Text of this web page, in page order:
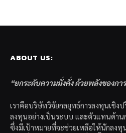
ABOUT US:
“ยกระดับความมั่งคั่ง ด้วยพลังของก
เราคือบริษัทวิจัยกลยุทธ์การลงทุนเชิง
ลงทุนอย่างเป็นระบบ และตัวแทนด้า
ซึ่งมีเป้าหมายที่จะช่วยเหลือให้นักลงทุ